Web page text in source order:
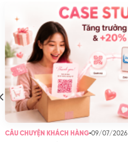
CÂU CHUYỆN KHÁCH HÀNG•09/07/2026